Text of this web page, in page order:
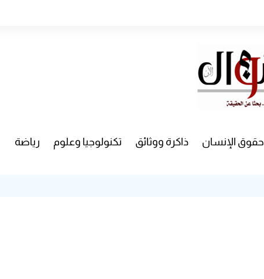
حقوق الإنسان ذاكرة ووثائق تكنولوجيا وعلوم رياضة